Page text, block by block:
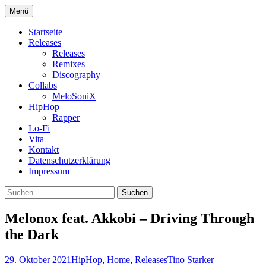
Zum
Inhalt
springen
Melonox
Menü
Startseite
Releases
Releases
Remixes
Discography
Collabs
MeloSoniX
HipHop
Rapper
Lo-Fi
Vita
Kontakt
Datenschutzerklärung
Impressum
Suchen
nach:
Melonox feat. Akkobi – Driving Through
the Dark
29. Oktober 2021HipHop, Home, ReleasesTino Starker